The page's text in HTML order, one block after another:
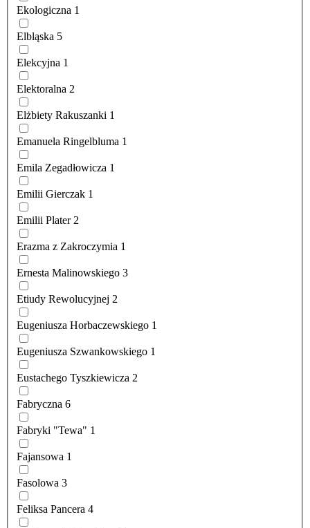
Ekologiczna 1
Elbląska 5
Elekcyjna 1
Elektoralna 2
Elżbiety Rakuszanki 1
Emanuela Ringelbluma 1
Emila Zegadłowicza 1
Emilii Gierczak 1
Emilii Plater 2
Erazma z Zakroczymia 1
Ernesta Malinowskiego 3
Etiudy Rewolucyjnej 2
Eugeniusza Horbaczewskiego 1
Eugeniusza Szwankowskiego 1
Eustachego Tyszkiewicza 2
Fabryczna 6
Fabryki "Tewa" 1
Fajansowa 1
Fasolowa 3
Feliksa Pancera 4